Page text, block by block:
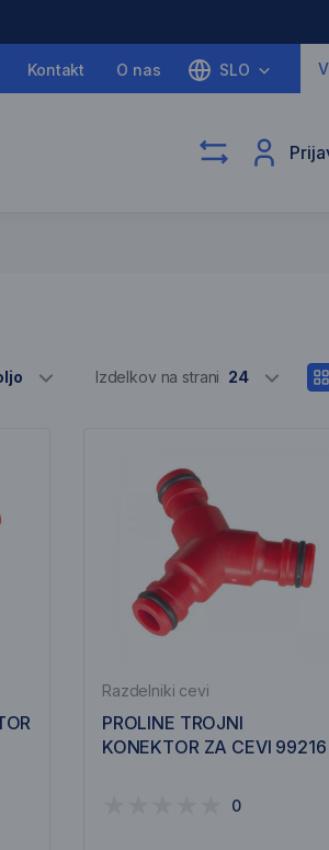
Kontakt O nas SLO
Izdelkov na strani 24
Razdelniki cevi
PROLINE TROJNI
KONEKTOR ZA CEVI 99216
0